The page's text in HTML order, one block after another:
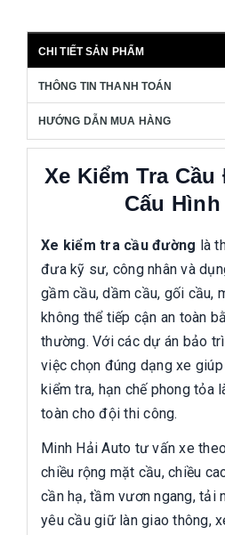
CHI TIẾT SẢN PHẨM
THÔNG TIN THANH TOÁN
HƯỚNG DẪN MUA HÀNG
Xe Kiểm Tra
Cấu Hình
Xe kiểm tra cầu đường là
đưa kỹ sư, công nhân và
gầm cầu, dầm cầu, gối cầu,
không thể tiếp cận an toàn
thường. Với các dự án bảo
việc chọn đúng dạng xe
kiểm tra, hạn chế phong tỏa
toàn cho đội thi công.
Minh Hải Auto tư vấn xe
chiều rộng mặt cầu, chiều
cần hạ, tầm vươn ngang, tải
yêu cầu giữ làn giao thông,